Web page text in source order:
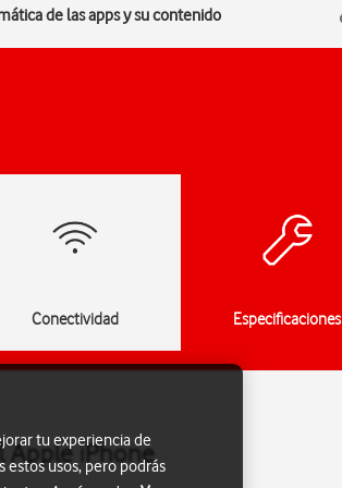
de las apps y su contenido
Conectividad Especificaciones
Apple iPhone
tu experiencia de
estos usos, pero podrás